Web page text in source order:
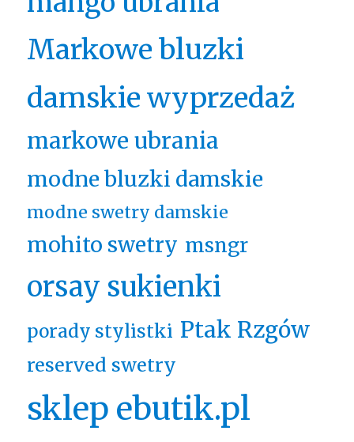
Markowe bluzki
damskie wyprzedaż
markowe ubrania
modne bluzki damskie
modne swetry damskie
mohito swetry msngr
orsay sukienki
porady stylistki Ptak Rzgów
reserved swetry
sklep ebutik.pl